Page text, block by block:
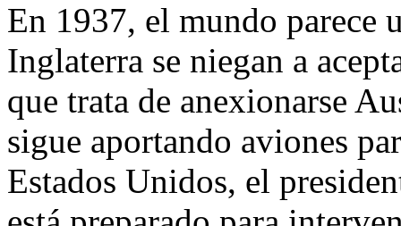
En 1937, el mundo parece
Inglaterra se niegan a
que trata de anexionarse
sigue aportando aviones
Estados Unidos, el